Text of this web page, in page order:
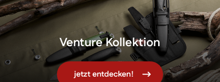
Venture Kollektion
jetzt entdecken!